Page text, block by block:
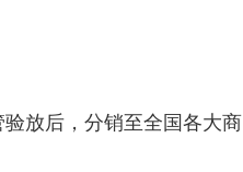
放后，分销至全国各大商